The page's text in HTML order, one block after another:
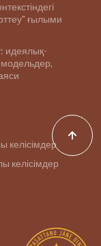
ғылыми
идеялық-
келісімдер
келісімдер